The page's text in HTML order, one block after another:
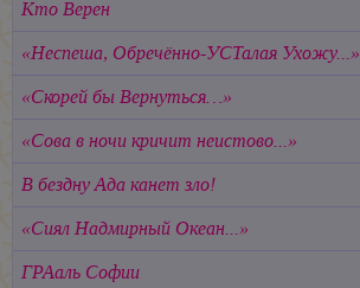
Кто Верен
«Неспеша, Обречённо-УСТалая Ухожу...»
«Скорей бы Вернуться…»
«Сова в ночи кричит неистово...»
В бездну Ада канет зло!
«Сиял Надмирный Океан...»
ГРАаль Софии